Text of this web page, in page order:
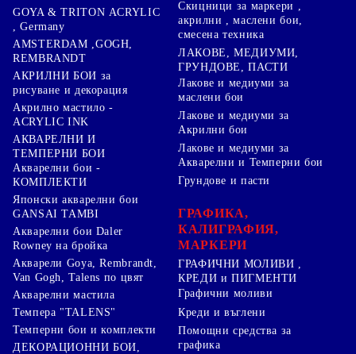
GOYA & TRITON АCRYLIC
, Germany
AMSTERDAM ,GOGH,
REMBRANDT
АКРИЛНИ БОИ за
рисуване и декорация
Акрилно мастило -
ACRYLIC INK
АКВАРЕЛНИ И
ТЕМПЕРНИ БОИ
Акварелни бои -
КОМПЛЕКТИ
Японски акварелни бои
GANSAI TAMBI
Акварелни бои Daler
Rowney на бройка
Акварели Goya, Rembrandt,
Van Gogh, Talens по цвят
Акварелни мастила
Темпера "TALENS"
Темперни бои и комплекти
ДЕКОРАЦИОННИ БОИ,
Скицници за маркери ,
акрилни , маслени бои,
смесена техника
ЛАКОВЕ, МЕДИУМИ,
ГРУНДОВЕ, ПАСТИ
Лакове и медиуми за
маслени бои
Лакове и медиуми за
Акрилни бои
Лакове и медиуми за
Акварелни и Темперни бои
Грундове и пасти
ГРАФИКА,
КАЛИГРАФИЯ,
МАРКЕРИ
ГРАФИЧНИ МОЛИВИ ,
КРЕДИ и ПИГМЕНТИ
Графични моливи
Креди и въглени
Помощни средства за
графика